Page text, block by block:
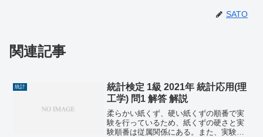
SATO
関連記事
統計
統計検定 1級 2021年 統計応用(理
工学) 問1 解答 解説
柔らかい紙くず、硬い紙くずの順番で実
験を行っているため、紙くずの硬さと実
験順番は従属関係にある。また、実験結